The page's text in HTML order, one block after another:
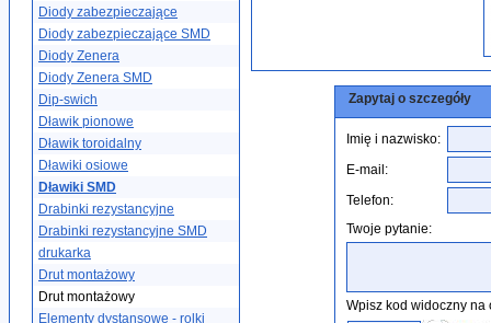
Diody zabezpieczające
Diody zabezpieczające SMD
Diody Zenera
Diody Zenera SMD
Dip-swich
Dławik pionowe
Dławik toroidalny
Dławiki osiowe
Dławiki SMD
Drabinki rezystancyjne
Drabinki rezystancyjne SMD
drukarka
Drut montażowy
Drut montażowy
Elementy dystansowe - rolki
Zapytaj o szczegóły
Imię i nazwisko:
E-mail:
Telefon:
Twoje pytanie:
Wpisz kod widoczny na